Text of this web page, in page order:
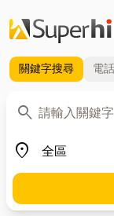
關鍵字搜尋 電話
search
關鍵字
place
地區